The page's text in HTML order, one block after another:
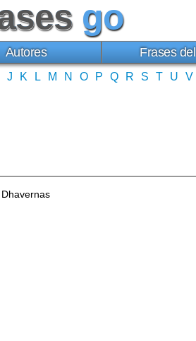
go
Autores Frases
J K L M N O P Q R S T U V